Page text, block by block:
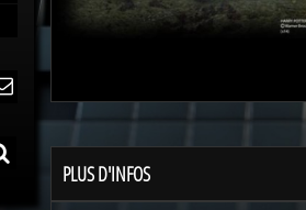
PLUS D'INFOS